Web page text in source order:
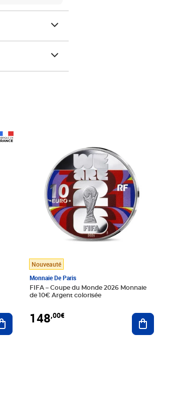
Ajouter au panier
Nouveauté
Monnaie De Paris
FIFA – Coupe du Monde 2026 Monnaie
de 10€ Argent colorisée
148,00€